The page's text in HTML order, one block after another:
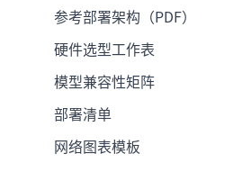
参考部署架构（PDF）
硬件选型工作表
模型兼容性矩阵
部署清单
网络图表模板